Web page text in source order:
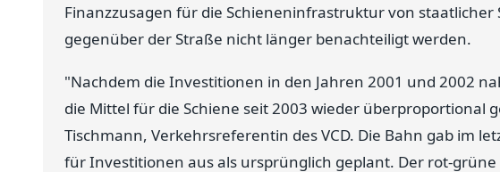
Finanzzusagen für die Schieneninfrastruktur von staatlicher
gegenüber der Straße nicht länger benachteiligt werden.
"Nachdem die Investitionen in den Jahren 2001 und 2002
die Mittel für die Schiene seit 2003 wieder überproportional
Tischmann, Verkehrsreferentin des VCD. Die Bahn gab im
für Investitionen aus als ursprünglich geplant. Der rot-